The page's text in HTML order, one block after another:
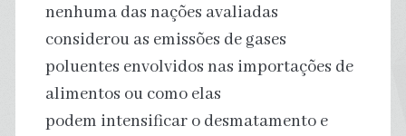
nenhuma das nações avaliadas
considerou as emissões de gases
poluentes envolvidos nas importações de
alimentos ou como elas
podem intensificar o desmatamento e